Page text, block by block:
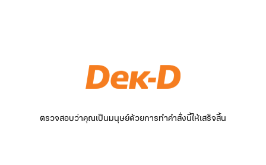
ตรวจสอบว่าคุณเป็นมนุษย์ด้วยการทำคำสั่งนี้ให้เสร็จสิ้น